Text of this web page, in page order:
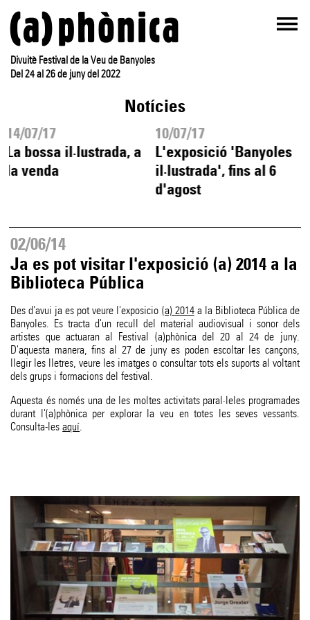
Divuitè Festival de la Veu de Banyoles
Del 24 al 26 de juny del 2022
Notícies
14/07/17
La bossa il·lustrada, a
la venda
10/07/17
L'exposició 'Banyoles
il·lustrada', fins al 6
d'agost
02/06/14
Ja es pot visitar l'exposició (a) 2014 a la
Biblioteca Pública
Des d'avui ja es pot veure l'exposicio (a) 2014a la Biblioteca Pública de
Banyoles. Es tracta d'un recull del material audiovisual i sonor dels
artistes que actuaran al Festival (a)phònica del 20 al 24 de juny.
D'aquesta manera, fins al 27 de juny es poden escoltar les cançons,
llegir les lletres, veure les imatges o consultar tots els suports al voltant
dels grups i formacions del festival.
Aquesta és només una de les moltes activitats paral·leles programades
durant l'(a)phònica per explorar la veu en totes les seves vessants.
Consulta-lesaquí.